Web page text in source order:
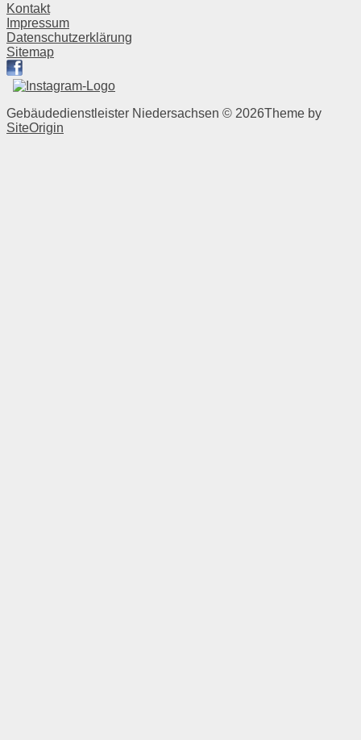
Kontakt
Impressum
Datenschutzerklärung
Sitemap
Gebäudedienstleister Niedersachsen © 2026Theme by
SiteOrigin